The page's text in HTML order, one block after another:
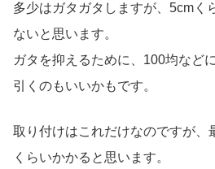
多少はガタガタしますが、5cmく
ないと思います。
ガタを抑えるために、100均など
引くのもいいかもです。
取り付けはこれだけなのですが、
くらいかかると思います。